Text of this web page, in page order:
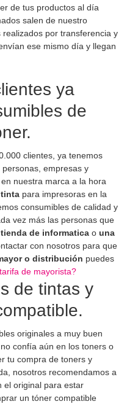
de tus productos al día
salen de nuestro
por transferencia y
ese mismo día y llegan
ya
de
clientes, ya tenemos
empresas y
nuestra marca a la hora
para impresoras en la
consumibles de calidad y
vez más las personas que
de informatica o una
con nosotros para que
o distribución puedes
de mayorista?
de tintas y
originales a muy buen
confía aún en los toners o
tu compra de toners y
nosotros recomendamos a
el original para estar
un tóner compatible